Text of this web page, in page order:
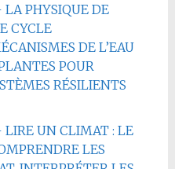
PHYSIQUE DE
CYCLE
DE L’EAU
POUR
RÉSILIENTS
UN CLIMAT : LE
LES